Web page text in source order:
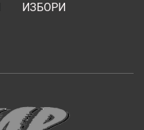
ИЗБОРИ